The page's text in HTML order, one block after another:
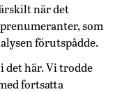
när det
som
förutspådde.
det här. Vi trodde
fortsatta